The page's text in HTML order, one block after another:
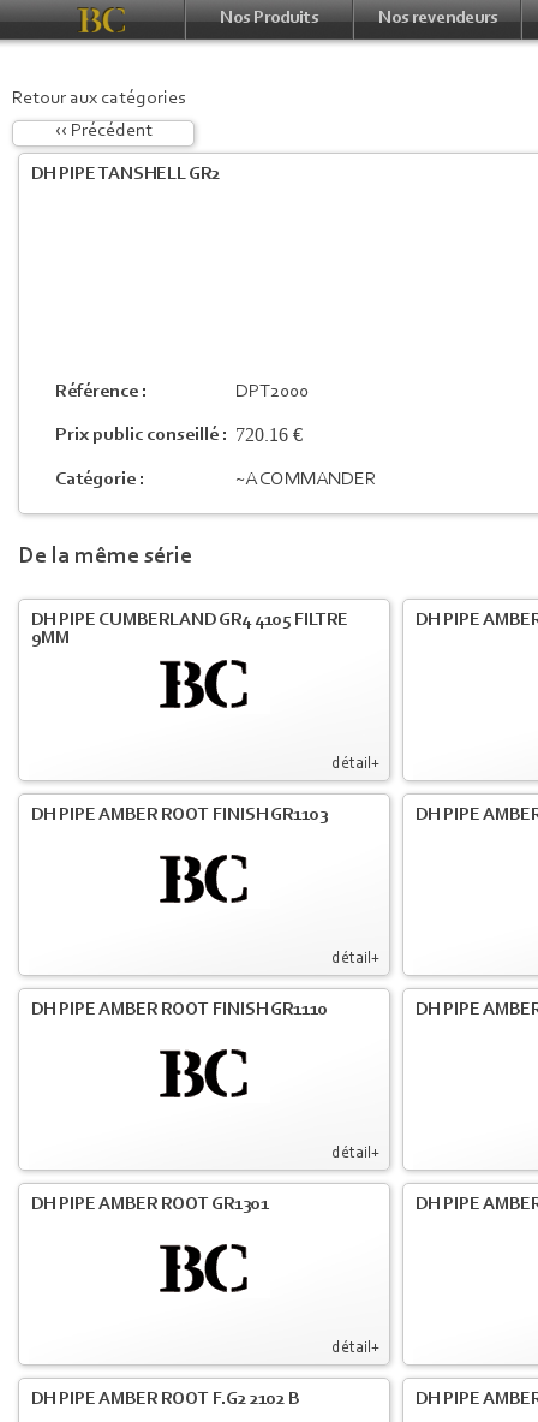
Nos Produits Nos revendeurs
Retour aux catégories
‹‹ Précédent
DH PIPE TANSHELL GR2
Référence : DPT2000
Prix public conseillé : 720.16 €
Catégorie : ~A COMMANDER
De la même série
détail+
DH PIPE CUMBERLAND GR4 4105 FILTRE
9MM
DH PIPE
détail+
DH PIPE AMBER ROOT FINISH GR1103 DH PIPE
détail+
DH PIPE AMBER ROOT FINISH GR1110 DH PIPE
détail+
DH PIPE AMBER ROOT GR1301 DH PIPE
DH PIPE AMBER ROOT F.G2 2102 B DH PIPE